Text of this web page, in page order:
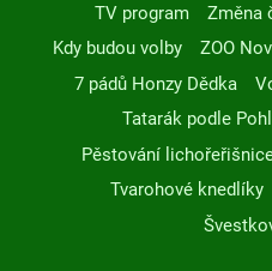
TV program
Změna
Kdy budou volby
ZOO
7 pádů Honzy Dědka
Tatarák podle
Pěstování
Tvarohové knedlíky